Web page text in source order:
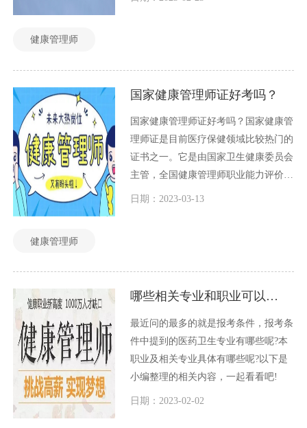
健康管理师
国家健康管理师证好考吗？
国家健康管理师证好考吗？国家健康管
理师证是目前医疗保健领域比较热门的
证书之一。它是由国家卫生健康委员会
主管，全国健康管理师职业能力评价工
作委员会组织的一项职业能力评价制
日期：2023-03-13
健康管理师
哪些相关专业和职业可以报考健康管理师？
最近问的最多的就是报考条件，报考条
件中提到的医药卫生专业有哪些呢?本
职业及相关专业具体有哪些呢?以下是
小编整理的相关内容，一起看看吧!
日期：2023-02-02